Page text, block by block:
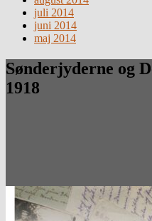
juli 2014
juni 2014
maj 2014
Sønderjyderne og
1918